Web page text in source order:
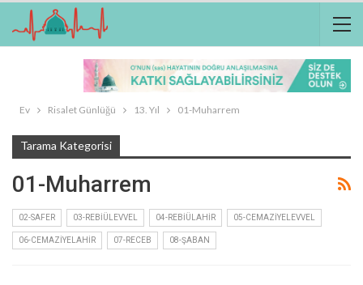
Ev Risalet Günlüğü 13. Yıl 01-Muharrem
Tarama Kategorisi
01-Muharrem
02-SAFER 03-REBIÜLEVVEL 04-REBIÜLAHIR 05-CEMAZIYELEVVEL
06-CEMAZIYELAHIR 07-RECEB 08-ŞABAN